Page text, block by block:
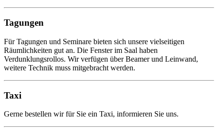
Tagungen
Für Tagungen und Seminare bieten sich unsere vielseitigen
Räumlichkeiten gut an. Die Fenster im Saal haben
Verdunklungsrollos. Wir verfügen über Beamer und Leinwand,
weitere Technik muss mitgebracht werden.
Taxi
Gerne bestellen wir für Sie ein Taxi, informieren Sie uns.